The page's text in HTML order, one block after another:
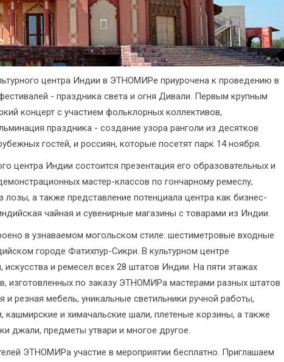
центра Индии в ЭТНОМИРе приурочена к проведению в
- праздника света и огня Дивали. Первым крупным
концерт с участием фольклорных коллективов,
праздника - создание узора ранголи из десятков
гостей, и россиян, которые посетят парк 14 ноября.
центра Индии состоится презентация его образовательных и
мастер-классов по гончарному ремеслу,
лозы, а также представление потенциала центра как бизнес-
чайная и сувенирные магазины с товарами из Индии.
в узнаваемом могольском стиле: шестиметровые входные
городе Фатихпур-Сикри. В культурном центре
и ремесел всех 28 штатов Индии. На пяти этажах
изготовленных по заказу ЭТНОМИРа мастерами разных штатов
и резная мебель, уникальные светильники ручной работы,
кашмирские и химачальские шали, плетеные корзины, а также
джали, предметы утвари и многое другое.
ЭТНОМИРа участие в мероприятии бесплатно. Приглашаем